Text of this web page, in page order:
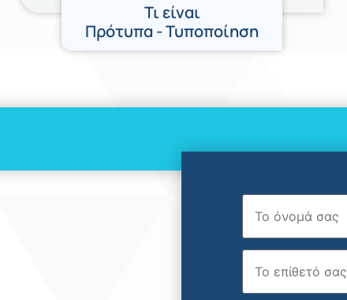
Τι είναι
Πρότυπα - Τυποποίηση
Όνομα
Επώνυμο